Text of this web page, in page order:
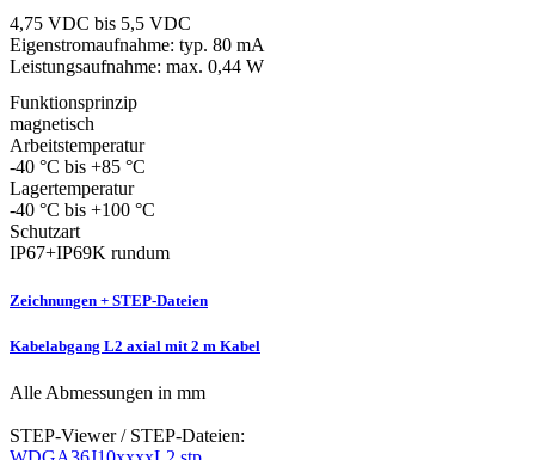
4,75 VDC bis 5,5 VDC
Eigenstromaufnahme: typ. 80 mA
Leistungsaufnahme: max. 0,44 W
Funktionsprinzip
magnetisch
Arbeitstemperatur
-40 °C bis +85 °C
Lagertemperatur
-40 °C bis +100 °C
Schutzart
IP67+IP69K rundum
Zeichnungen + STEP-Dateien
Kabelabgang L2 axial mit 2 m Kabel
Alle Abmessungen in mm
STEP-Viewer / STEP-Dateien: